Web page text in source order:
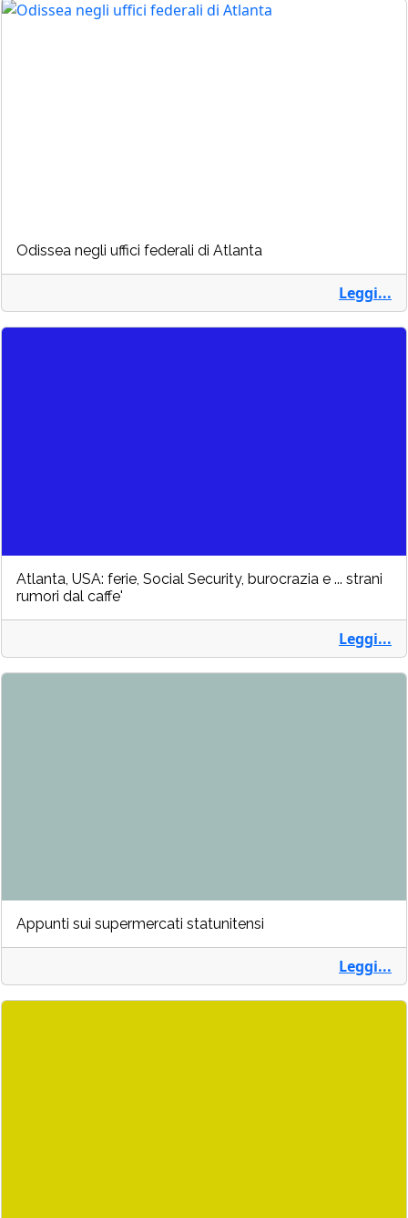
Odissea negli uffici federali di Atlanta
Leggi...
Atlanta, USA: ferie, Social Security, burocrazia e ... strani
rumori dal caffe'
Leggi...
Appunti sui supermercati statunitensi
Leggi...